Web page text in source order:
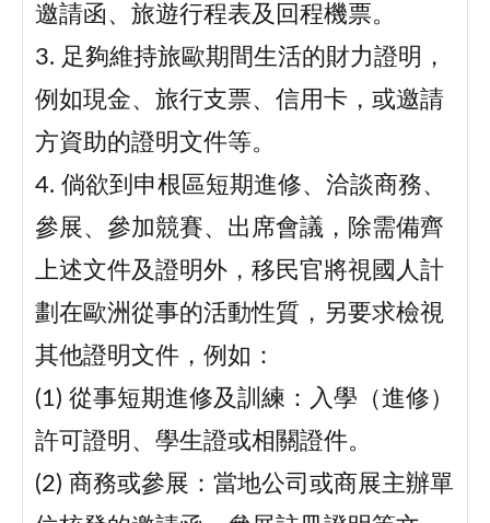
邀請函、旅遊行程表及回程機票。
3. 足夠維持旅歐期間生活的財力證明，
例如現金、旅行支票、信用卡，或邀請
方資助的證明文件等。
4. 倘欲到申根區短期進修、洽談商務、
參展、參加競賽、出席會議，除需備齊
上述文件及證明外，移民官將視國人計
劃在歐洲從事的活動性質，另要求檢視
其他證明文件，例如：
(1) 從事短期進修及訓練：入學（進修）
許可證明、學生證或相關證件。
(2) 商務或參展：當地公司或商展主辦單